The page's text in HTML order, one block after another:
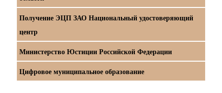
Получение ЭЦП ЗАО Национальный удостоверяющий
центр
Министерство Юстиции Российской Федерации
Цифровое муниципальное образование